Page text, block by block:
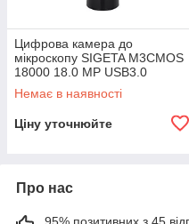
Цифрова камера до
мікроскопу SIGETA M3CMOS
18000 18.0 MP USB3.0
Немає в наявності
Ціну уточнюйте
Про нас